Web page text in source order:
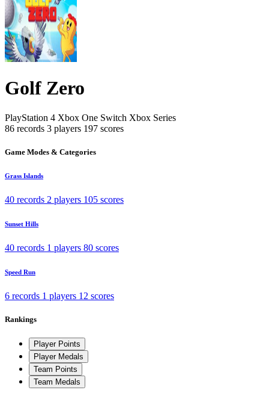
Golf Zero
PlayStation 4 Xbox One Switch Xbox Series
86 records 3 players 197 scores
Game Modes & Categories
Grass Islands
40 records 2 players 105 scores
Sunset Hills
40 records 1 players 80 scores
Speed Run
6 records 1 players 12 scores
Rankings
Player Points
Player Medals
Team Points
Team Medals